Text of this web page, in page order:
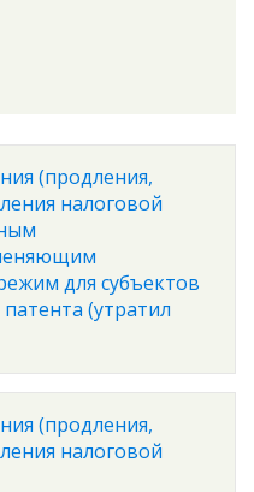
(продления,
налоговой
для субъектов
(утратил
(продления,
налоговой